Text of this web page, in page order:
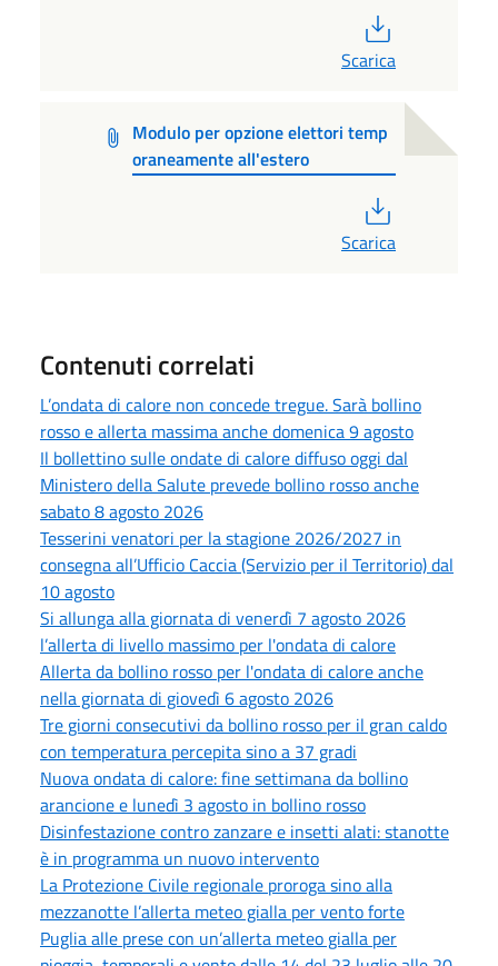
Scarica
Modulo per opzione elettori temp
oraneamente all'estero
Scarica
Contenuti correlati
L’ondata di calore non concede tregue. Sarà bollino
rosso e allerta massima anche domenica 9 agosto
Il bollettino sulle ondate di calore diffuso oggi dal
Ministero della Salute prevede bollino rosso anche
sabato 8 agosto 2026
Tesserini venatori per la stagione 2026/2027 in
consegna all’Ufficio Caccia (Servizio per il Territorio) dal
10 agosto
Si allunga alla giornata di venerdì 7 agosto 2026
l’allerta di livello massimo per l'ondata di calore
Allerta da bollino rosso per l'ondata di calore anche
nella giornata di giovedì 6 agosto 2026
Tre giorni consecutivi da bollino rosso per il gran caldo
con temperatura percepita sino a 37 gradi
Nuova ondata di calore: fine settimana da bollino
arancione e lunedì 3 agosto in bollino rosso
Disinfestazione contro zanzare e insetti alati: stanotte
è in programma un nuovo intervento
La Protezione Civile regionale proroga sino alla
mezzanotte l’allerta meteo gialla per vento forte
Puglia alle prese con un’allerta meteo gialla per